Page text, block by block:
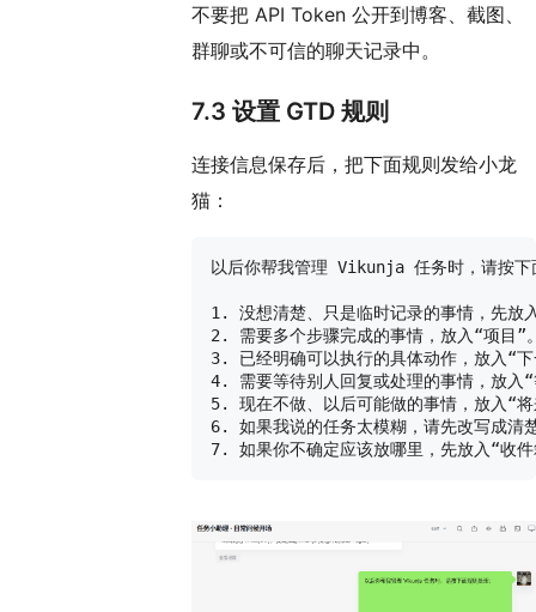
不要把 API Token 公开到博客、截图、
群聊或不可信的聊天记录中。
7.3 设置 GTD 规则
连接信息保存后，把下面规则发给小龙
猫：
以后你帮我管理 Vikunja 任务时，请按下
1. 没想清楚、只是临时记录的事情，先放
2. 需要多个步骤完成的事情，放入“项目”
3. 已经明确可以执行的具体动作，放入“
4. 需要等待别人回复或处理的事情，放入
5. 现在不做、以后可能做的事情，放入“
6. 如果我说的任务太模糊，请先改写成清